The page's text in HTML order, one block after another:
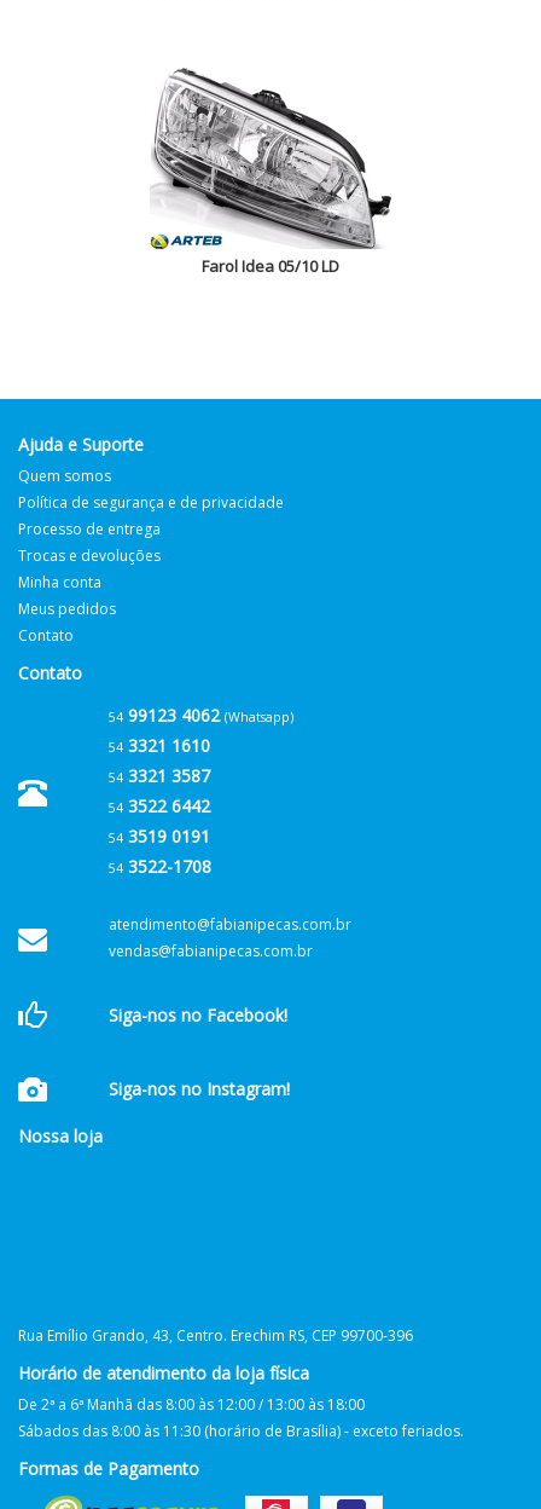
Farol Idea 05/10 LD
Ajuda e Suporte
Quem somos
Política de segurança e de privacidade
Processo de entrega
Trocas e devoluções
Minha conta
Meus pedidos
Contato
Contato
5499123 4062 (Whatsapp)
543321 1610
543321 3587
543522 6442
543519 0191
543522-1708
atendimento@fabianipecas.com.br
vendas@fabianipecas.com.br
Siga-nos no Facebook!
Siga-nos no Instagram!
Nossa loja
Rua Emílio Grando, 43, Centro. Erechim RS, CEP 99700-396
Horário de atendimento da loja física
De 2ª a 6ª Manhã das 8:00 às 12:00 / 13:00 às 18:00
Sábados das 8:00 às 11:30 (horário de Brasília) - exceto feriados.
Formas de Pagamento